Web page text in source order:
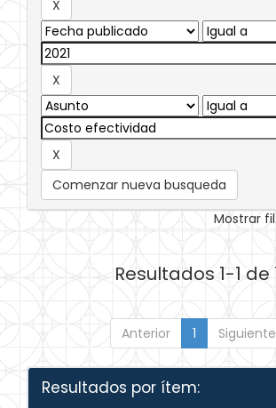
Comenzar nueva busqueda
Mostrar
Resultados 1-1 de
Anterior 1 Siguiente
Resultados por ítem: